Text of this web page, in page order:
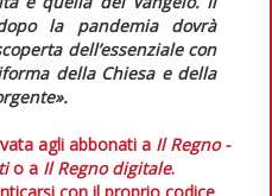
la pandemia dovrà
dell’essenziale con
della Chiesa e della
agli abbonati a Il Regno -
o a Il Regno digitale.